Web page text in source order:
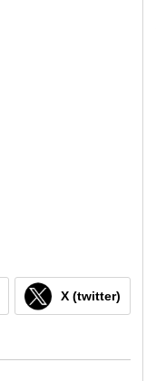
X (twitter)